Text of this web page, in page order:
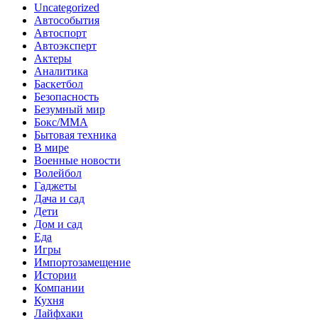
Uncategorized
Автособытия
Автоспорт
Автоэксперт
Актеры
Аналитика
Баскетбол
Безопасность
Безумный мир
Бокс/MMA
Бытовая техника
В мире
Военные новости
Волейбол
Гаджеты
Дача и сад
Дети
Дом и сад
Еда
Игры
Импортозамещение
Истории
Компании
Кухня
Лайфхаки